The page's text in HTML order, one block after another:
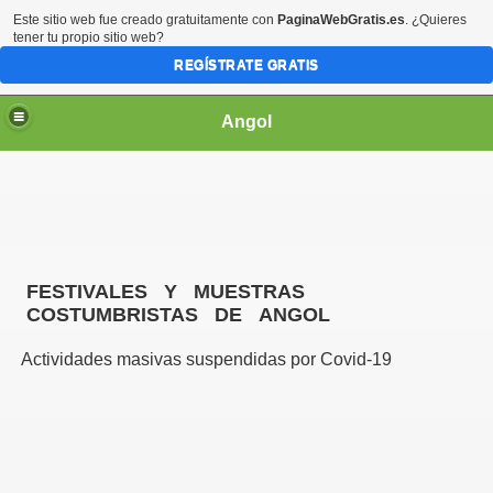
Angol
FESTIVALES Y MUESTRAS
COSTUMBRISTAS DE ANGOL
Actividades masivas suspendidas por Covid-19
Este sitio web fue creado gratuitamente con PaginaWebGratis.es. ¿Quieres
tener tu propio sitio web?
REGÍSTRATE GRATIS